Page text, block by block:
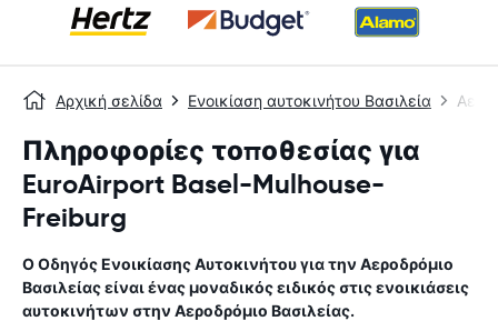
Αρχική σελίδα Ενοικίαση αυτοκινήτου Βασιλεία
Πληροφορίες τοποθεσίας για
EuroAirport Basel-Mulhouse-
Freiburg
Ο Οδηγός Ενοικίασης Αυτοκινήτου για την Αεροδρόμιο
Βασιλείαςείναι ένας μοναδικός ειδικός στις ενοικιάσεις
αυτοκινήτων στην Αεροδρόμιο Βασιλείας.